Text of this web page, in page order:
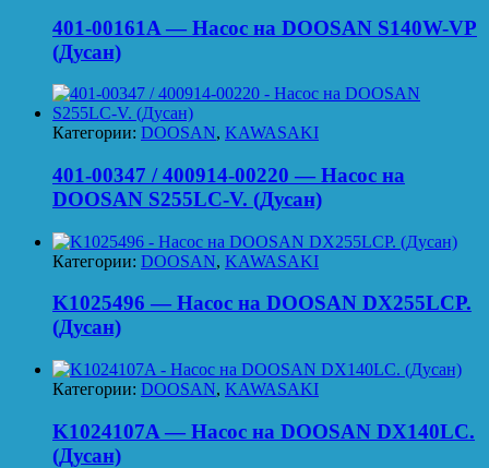
401-00161A — Насос на DOOSAN S140W-VP
(Дусан)
Категории: DOOSAN, KAWASAKI
401-00347 / 400914-00220 — Насос на
DOOSAN S255LC-V. (Дусан)
Категории: DOOSAN, KAWASAKI
K1025496 — Насос на DOOSAN DX255LCP.
(Дусан)
Категории: DOOSAN, KAWASAKI
K1024107A — Насос на DOOSAN DX140LC.
(Дусан)